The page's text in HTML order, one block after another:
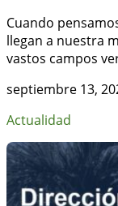
Cuando
llegan a nuestra
vastos campos
septiembre 13,
Actualidad